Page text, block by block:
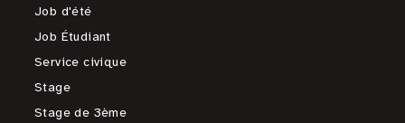
Job d'été
Job Étudiant
Service civique
Stage
Stage de 3ème